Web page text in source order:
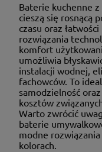
Baterie kuchenne
cieszą się rosnącą
czasu oraz
rozwiązania
komfort
umożliwia
instalacji wodnej,
fachowców. To
samodzielność
kosztów
Warto zwrócić
baterie
modne
kolorach.